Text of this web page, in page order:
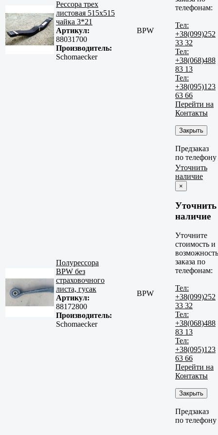
Рессора трех
листовая 515х515
чайка 3*21
Артикул:
88031700
Производитель:
Schomaecker
BPW
телефонам:
Тел:
+38(099)252
33 32
Тел:
+38(068)488
83 13
Тел:
+38(095)123
63 66
Перейти на
Контакты
Закрыть
Предзаказ
по телефону
Полурессора
BPW без
страховочного
листа, гусак
Артикул:
88172800
Производитель:
Schomaecker
BPW
Уточнить
наличие
×
Уточнить
наличие
Уточните
стоимость и
возможность
заказа по
телефонам:
Тел:
+38(099)252
33 32
Тел:
+38(068)488
83 13
Тел:
+38(095)123
63 66
Перейти на
Контакты
Закрыть
Предзаказ
по телефону